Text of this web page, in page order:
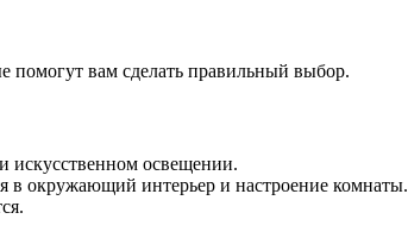
вам сделать правильный выбор.
искусственном освещении.
в окружающий интерьер и настроение комнаты.